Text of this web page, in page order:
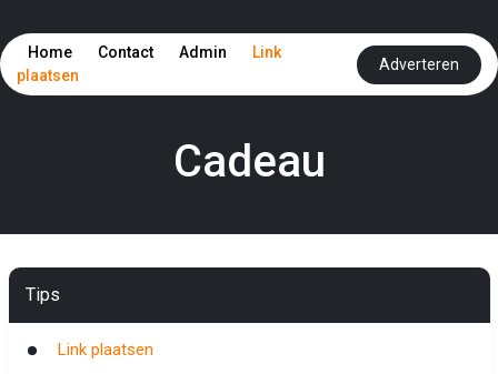
Home Contact Admin
Link
plaatsen
Adverteren
Cadeau
Tips
Link plaatsen